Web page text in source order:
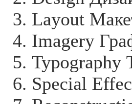
Layout
Imagery
Typography
Special